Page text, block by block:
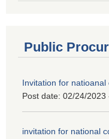
Public
Invitation for natioanal
Post date: 02/24/2023
invitation for national